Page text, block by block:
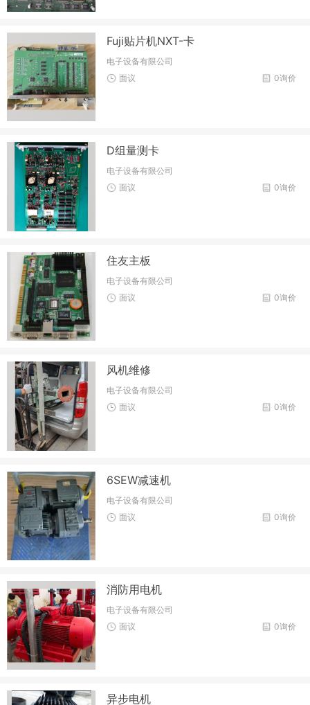
Fuji贴片机NXT-卡
电子设备有限公司
0询价
面议
D组量测卡
电子设备有限公司
0询价
面议
住友主板
电子设备有限公司
0询价
面议
风机维修
电子设备有限公司
0询价
面议
6SEW减速机
电子设备有限公司
0询价
面议
消防用电机
电子设备有限公司
0询价
面议
异步电机